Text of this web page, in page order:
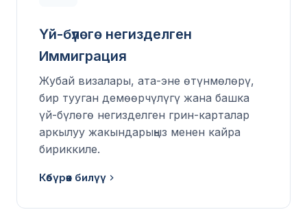
Үй-бүлөгө негизделген
Иммиграция
Жубай визалары, ата-эне өтүнмөлөрү,
бир тууган демөөрчүлүгү жана башка
үй-бүлөгө негизделген грин-карталар
аркылуу жакындарыңыз менен кайра
бириккиле.
Көбүрөөк билүү